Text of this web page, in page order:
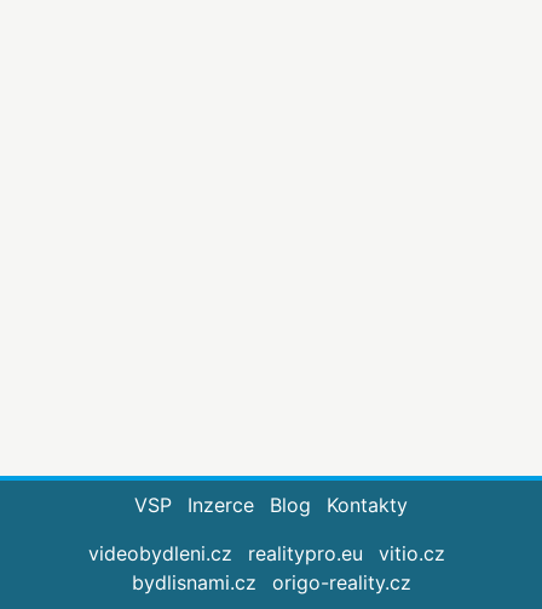
VSP Inzerce Blog
Kontakty
videobydleni.cz
realitypro.eu
vitio.cz
bydlisnami.cz
origo-reality.cz